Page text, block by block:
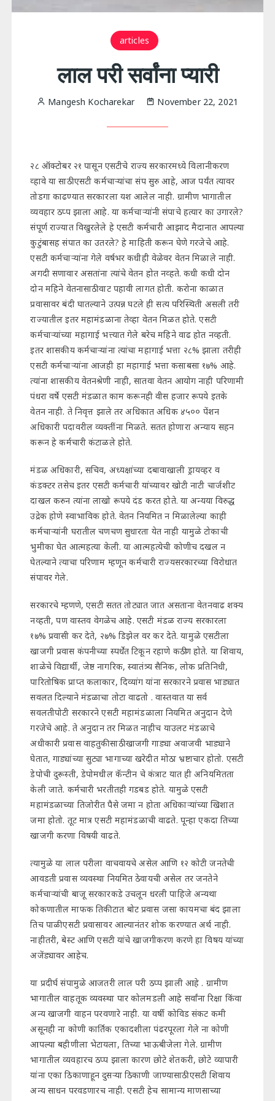
articles
लाल परी सर्वांना प्यारी
Mangesh Kocharekar November 22, 2021
२८ ऑक्टोबर २१ पासून एसटीचे राज्य सरकारमध्ये विलानीकरण
व्हावे या साठी एसटी कर्मचाऱ्यांचा संप सुरु आहे, आज पर्यंत त्यावर
तोडगा काढण्यात सरकारला यश आलेल नाही. ग्रामीण भागातील
व्यवहार ठप्प झाला आहे. या कर्मचाऱ्यांनी संपाचे हत्यार का उगारले?
संपूर्ण राज्यात विखुरलेले हे एसटी कर्मचारी आझाद मैदानात आपल्या
कुटुंबासह संपात का उतरले? हे माहिती करून घेणे गरजेचे आहे.
एसटी कर्मचाऱ्यांना गेले वर्षभर कधीही वेळेवर वेतन मिळाले नाही.
अगदी सणावार असतांना त्यांचे वेतन होत नव्हते. कधी कधी दोन
दोन महिने वेतनासाठी वाट पहावी लागत होती. करोना काळात
प्रवासावर बंदी घातल्याने उत्पन्न घटले ही सत्य परिस्थिती असली तरी
राज्यातील इतर महामंडळाना तेव्हा वेतन मिळत होते. एसटी
कर्मचाऱ्यांच्या महागाई भत्त्यात गेले बरेच महिने वाढ होत नव्हती.
इतर शासकीय कर्मचाऱ्यांना त्यांचा महागाई भत्ता २८% झाला तरीही
एसटी कर्मचाऱ्यांना आजही हा महागाई भत्ता कसाबसा १७% आहे.
त्यांना शासकीय वेतनश्रेणी नाही, सातवा वेतन आयोग नाही परिणामी
पंधरा वर्षे एसटी मंडळात काम करूनही वीस हजार रूपये इतके
वेतन नाही. ते निवृत्त झाले तर अधिकात अधिक ४५०० पेंशन
अधिकारी पदावरील व्यक्तींना मिळते. सतत होणारा अन्याय सहन
करून हे कर्मचारी कंटाळले होते.
मंडळ अधिकारी, सचिव, अध्यक्षांच्या दबावाखाली ड्रायव्हर व
कंडक्टर तसेच इतर एसटी कर्मचारी यांच्यावर खोटी नाटी चार्जशीट
दाखल करुन त्यांना लाखो रूपये दंड करत होते. या अन्यया विरुद्ध
उद्रेक होणे स्वाभाविक होते. वेतन नियमित न मिळालेल्या काही
कर्मचाऱ्यांनी घरातील चणचण सुधारता येत नाही यामुळे टोकाची
भुमीका घेत आत्महत्या केली. या आत्महत्येची कोणीच दखल न
घेतल्याने त्याचा परिणाम म्हणून कर्मचारी राज्यसरकारच्या विरोधात
संपावर गेले.
सरकारचे म्हणणे, एसटी सतत तोट्यात जात असताना वेतनवाढ शक्य
नव्हती, पण वास्तव वेगळेच आहे. एसटी मंडळ राज्य सरकारला
१७% प्रवासी कर देते, २७% डिझेल वर कर देते. यामुळे एसटीला
खाजगी प्रवास कंपनीच्या स्पर्धेत टिकून रहाणे कठीण होते. या शिवाय,
शाळेचे विद्यार्थी, जेष्ठ नागरिक, स्वातंत्र्य सैनिक, लोक प्रतिनिधी,
पारितोषिक प्राप्त कलाकार, दिव्यांग यांना सरकारने प्रवास भाड्यात
सवलत दिल्याने मंडळाचा तोटा वाढतो . वास्तवात या सर्व
सवलतीपोटी सरकारने एसटी महामंडळाला नियमित अनुदान देणे
गरजेचे आहे. ते अनुदान तर मिळत नाहीच याउलट मंडळाचे
अधीकारी प्रवास वाहतुकीसाठी खाजगी गाड्या अवाजवी भाड्याने
घेतात, गाड्यांच्या सुट्या भागाच्या खरेदीत मोठा भ्रष्टाचार होतो. एसटी
डेपोची दुरूस्ती, डेपोमधील कॅन्टीन चे कंत्राट यात ही अनियमितता
केली जाते. कर्मचारी भरतीतही गडबड होते. यामुळे एसटी
महामंडळाच्या तिजोरीत पैसे जमा न होता अधिकाऱ्यांच्या खिशात
जमा होतो. तूट मात्र एसटी महामंडळाची वाढते. पून्हा एकदा तिच्या
खाजगी करणा विषयी वाढते.
त्यामुळे या लाल परीला वाचवायचे असेल आणि १२ कोटी जनतेची
आवडती प्रवास व्यवस्था नियमित ठेवायची असेल तर जनतेने
कर्मचाऱ्यांची बाजू सरकारकडे उचलून धरली पाहिजे अन्यथा
कोकणातील माफक तिकीटात बोट प्रवास जसा कायमचा बंद झाला
तिच पाळी एसटी प्रवासावर आल्यानंतर शोक करण्यात अर्थ नाही.
नाहीतरी, बेस्ट आणि एसटी यांचे खाजगीकरण करणे हा विषय यांच्या
अजेंड्यावर आहेच.
या प्रदीर्घ संपामुळे आजतरी लाल परी ठप्प झाली आहे . ग्रामीण
भागातील वाहतूक व्यवस्था पार कोलमडली आहे सर्वांना रिक्षा किंवा
अन्य खाजगी वाहन परवणारे नाही. या वर्षी कोविड संकट कमी
असूनही ना कोणी कार्तिक एकादशीला पंढरपूरला गेले ना कोणी
आपल्या बहीणीला भेटायला, तिच्या भाऊबीजेला गेले. ग्रामीण
भागातील व्यवहारच ठप्प झाला कारण छोटे शेतकरी, छोटे व्यापारी
यांना एका ठिकाणाहून दुसऱ्या ठिकाणी जाण्यासाठी एसटी शिवाय
अन्य साधन परवडणारच नाही. एसटी हेच सामान्य माणसाच्या